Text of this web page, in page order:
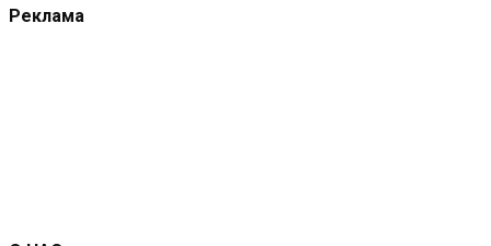
Реклама